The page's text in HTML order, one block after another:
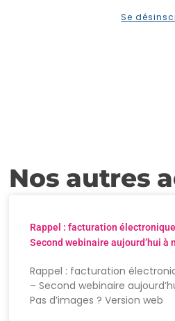
Se
Nos autres
Rappel : facturation
Second webinaire aujourd’hui à
Rappel : facturation
– Second webinaire
Pas d’images ? Version web